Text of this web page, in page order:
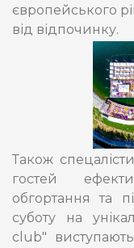
європейського
від відпочинку.
Також
гостей
обгортання та
суботу на
club"